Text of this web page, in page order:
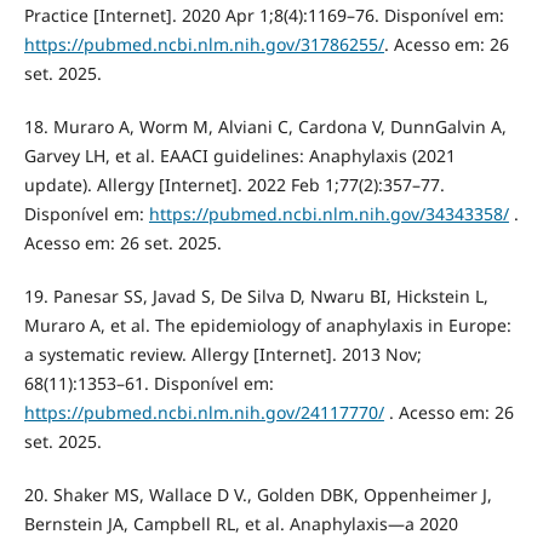
Practice [Internet]. 2020 Apr 1;8(4):1169–76. Disponível em:
https://pubmed.ncbi.nlm.nih.gov/31786255/. Acesso em: 26
set. 2025.
18. Muraro A, Worm M, Alviani C, Cardona V, DunnGalvin A,
Garvey LH, et al. EAACI guidelines: Anaphylaxis (2021
update). Allergy [Internet]. 2022 Feb 1;77(2):357–77.
Disponível em: https://pubmed.ncbi.nlm.nih.gov/34343358/.
Acesso em: 26 set. 2025.
19. Panesar SS, Javad S, De Silva D, Nwaru BI, Hickstein L,
Muraro A, et al. The epidemiology of anaphylaxis in Europe:
a systematic review. Allergy [Internet]. 2013 Nov;
68(11):1353–61. Disponível em:
https://pubmed.ncbi.nlm.nih.gov/24117770/. Acesso em: 26
set. 2025.
20. Shaker MS, Wallace D V., Golden DBK, Oppenheimer J,
Bernstein JA, Campbell RL, et al. Anaphylaxis—a 2020